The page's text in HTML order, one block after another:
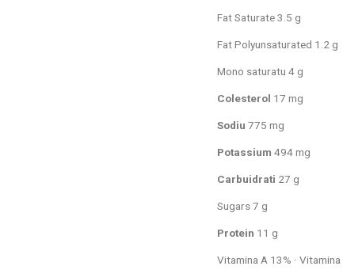
Fat Saturate 3.5 g
Fat Polyunsaturated 1.2 g
Mono saturatu 4 g
Colesterol 17 mg
Sodiu 775 mg
Potassium 494 mg
Carbuidrati 27 g
Sugars 7 g
Protein 11 g
Vitamina A 13% · Vitamina